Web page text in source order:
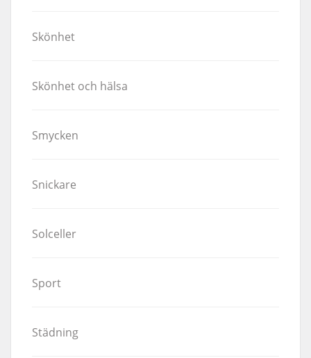
Skönhet
Skönhet och hälsa
Smycken
Snickare
Solceller
Sport
Städning